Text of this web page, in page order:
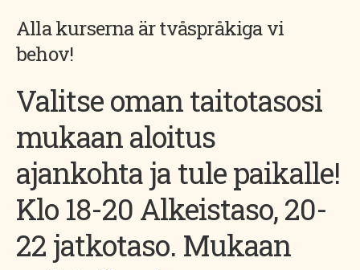
Alla kurserna är tvåspråkiga vi
behov!
Valitse oman taitotasosi
mukaan aloitus
ajankohta ja tule paikalle!
Klo 18-20 Alkeistaso, 20-
22 jatkotaso. Mukaan